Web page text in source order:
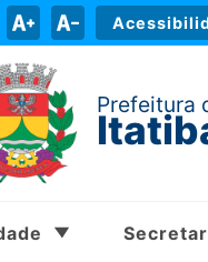
Prefeitura